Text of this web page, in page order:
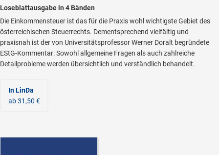
Loseblattausgabe in 4 Bänden
Die Einkommensteuer ist das für die Praxis wohl wichtigste Gebiet des
österreichischen Steuerrechts. Dementsprechend vielfältig und
praxisnah ist der von Universitätsprofessor Werner Doralt begründete
EStG-Kommentar: Sowohl allgemeine Fragen als auch zahlreiche
Detailprobleme werden übersichtlich und verständlich behandelt.
In LinDa
ab 31,50 €